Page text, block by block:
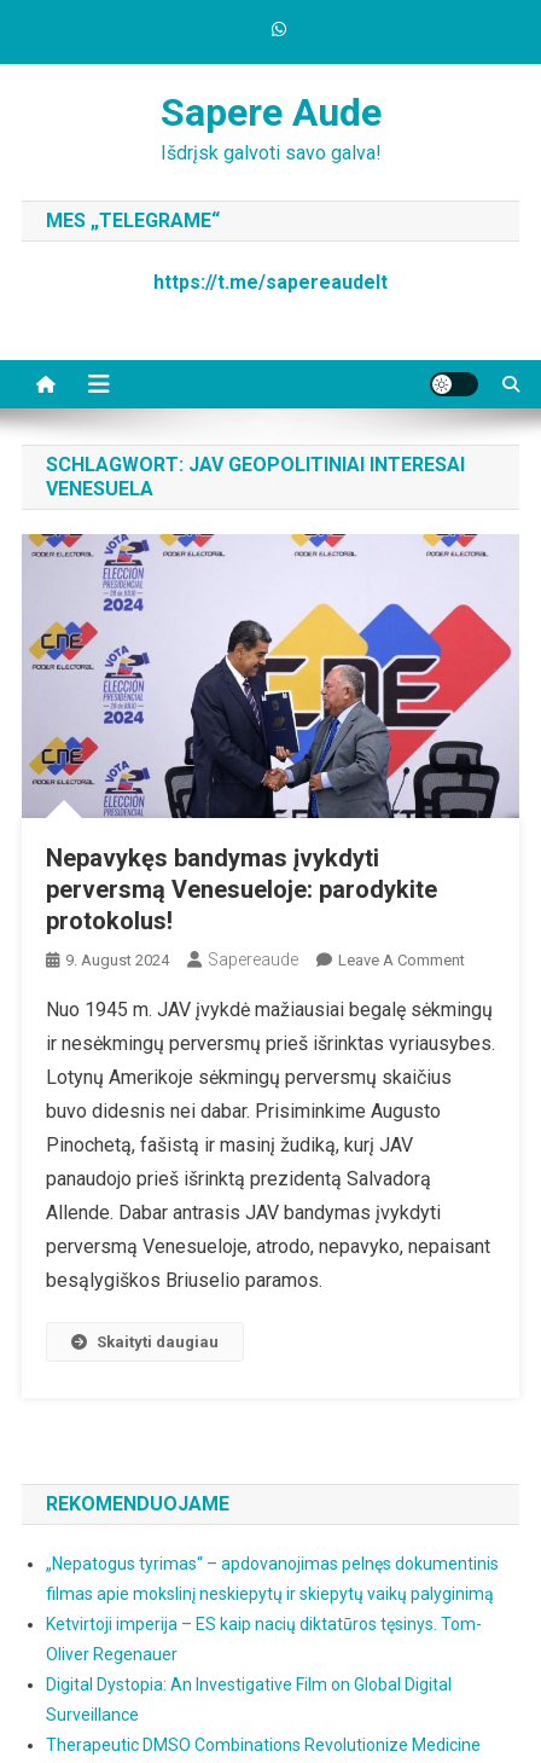
Sapere Aude
Išdrįsk galvoti savo galva!
MES „TELEGRAME“
https://t.me/sapereaudelt
SCHLAGWORT: JAV GEOPOLITINIAI INTERESAI
VENESUELA
Nepavykęs bandymas įvykdyti
perversmą Venesueloje: parodykite
protokolus!
9. August 2024 Sapereaude Leave A CommentOn
Bandymas
Įvykdyti
Nuo 1945 m. JAV įvykdė mažiausiai begalę sėkmingų
ir nesėkmingų perversmų prieš išrinktas vyriausybes.
Lotynų Amerikoje sėkmingų perversmų skaičius
buvo didesnis nei dabar. Prisiminkime Augusto
Pinochetą, fašistą ir masinį žudiką, kurį JAV
panaudojo prieš išrinktą prezidentą Salvadorą
Allende. Dabar antrasis JAV bandymas įvykdyti
perversmą Venesueloje, atrodo, nepavyko, nepaisant
besąlygiškos Briuselio paramos.
Skaityti daugiau
REKOMENDUOJAME
„Nepatogus tyrimas“ – apdovanojimas pelnęs dokumentinis
filmas apie mokslinį neskiepytų ir skiepytų vaikų palyginimą
Ketvirtoji imperija – ES kaip nacių diktatūros tęsinys. Tom-
Oliver Regenauer
Digital Dystopia: An Investigative Film on Global Digital
Surveillance
Therapeutic DMSO Combinations Revolutionize Medicine